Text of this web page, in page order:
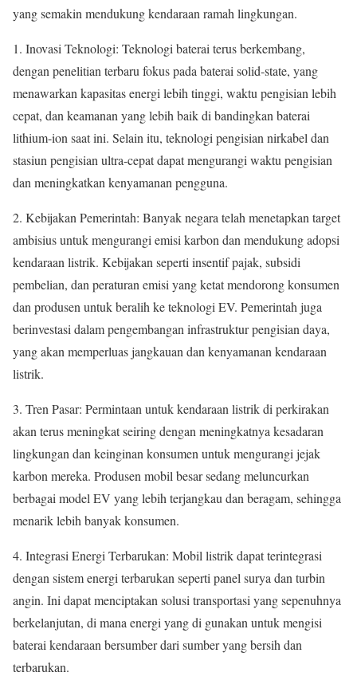
yang semakin mendukung kendaraan ramah lingkungan.
1. Inovasi Teknologi: Teknologi baterai terus berkembang,
dengan penelitian terbaru fokus pada baterai solid-state, yang
menawarkan kapasitas energi lebih tinggi, waktu pengisian lebih
cepat, dan keamanan yang lebih baik di bandingkan baterai
lithium-ion saat ini. Selain itu, teknologi pengisian nirkabel dan
stasiun pengisian ultra-cepat dapat mengurangi waktu pengisian
dan meningkatkan kenyamanan pengguna.
2. Kebijakan Pemerintah: Banyak negara telah menetapkan target
ambisius untuk mengurangi emisi karbon dan mendukung adopsi
kendaraan listrik. Kebijakan seperti insentif pajak, subsidi
pembelian, dan peraturan emisi yang ketat mendorong konsumen
dan produsen untuk beralih ke teknologi EV. Pemerintah juga
berinvestasi dalam pengembangan infrastruktur pengisian daya,
yang akan memperluas jangkauan dan kenyamanan kendaraan
listrik.
3. Tren Pasar: Permintaan untuk kendaraan listrik di perkirakan
akan terus meningkat seiring dengan meningkatnya kesadaran
lingkungan dan keinginan konsumen untuk mengurangi jejak
karbon mereka. Produsen mobil besar sedang meluncurkan
berbagai model EV yang lebih terjangkau dan beragam, sehingga
menarik lebih banyak konsumen.
4. Integrasi Energi Terbarukan: Mobil listrik dapat terintegrasi
dengan sistem energi terbarukan seperti panel surya dan turbin
angin. Ini dapat menciptakan solusi transportasi yang sepenuhnya
berkelanjutan, di mana energi yang di gunakan untuk mengisi
baterai kendaraan bersumber dari sumber yang bersih dan
terbarukan.